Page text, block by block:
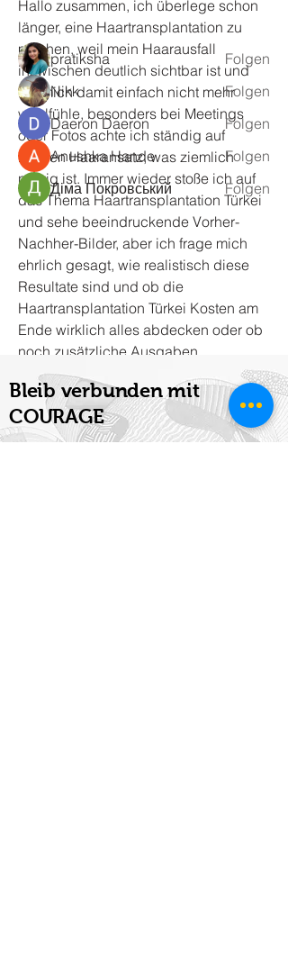
Hallo zusammen, ich überlege schon
länger, eine Haartransplantation zu
machen, weil mein Haarausfall
inzwischen deutlich sichtbar ist und
ich mich damit einfach nicht mehr
wohlfühle, besonders bei Meetings
oder Fotos achte ich ständig auf
meinen Haaransatz, was ziemlich
nervig ist. Immer wieder stoße ich auf
das Thema Haartransplantation Türkei
und sehe beeindruckende Vorher-
Nachher-Bilder, aber ich frage mich
ehrlich gesagt, wie realistisch diese
Resultate sind und ob die
Haartransplantation Türkei Kosten am
Ende wirklich alles abdecken oder ob
noch zusätzliche Ausgaben
dazukommen. Mich interessiert auch,
ob das Ergebnis langfristig stabil
bleibt oder ob man nach ein paar
Jahren erneut eingreifen muss, denn
Mitglieder
pratiksha
Folgen
Nikk
Folgen
Daeron Daeron
Folgen
Anushka Hande
Folgen
Діма Покровський
Folgen
Alle Mitglieder anzeigen (79)
Bleib verbunden mit
COURAGE